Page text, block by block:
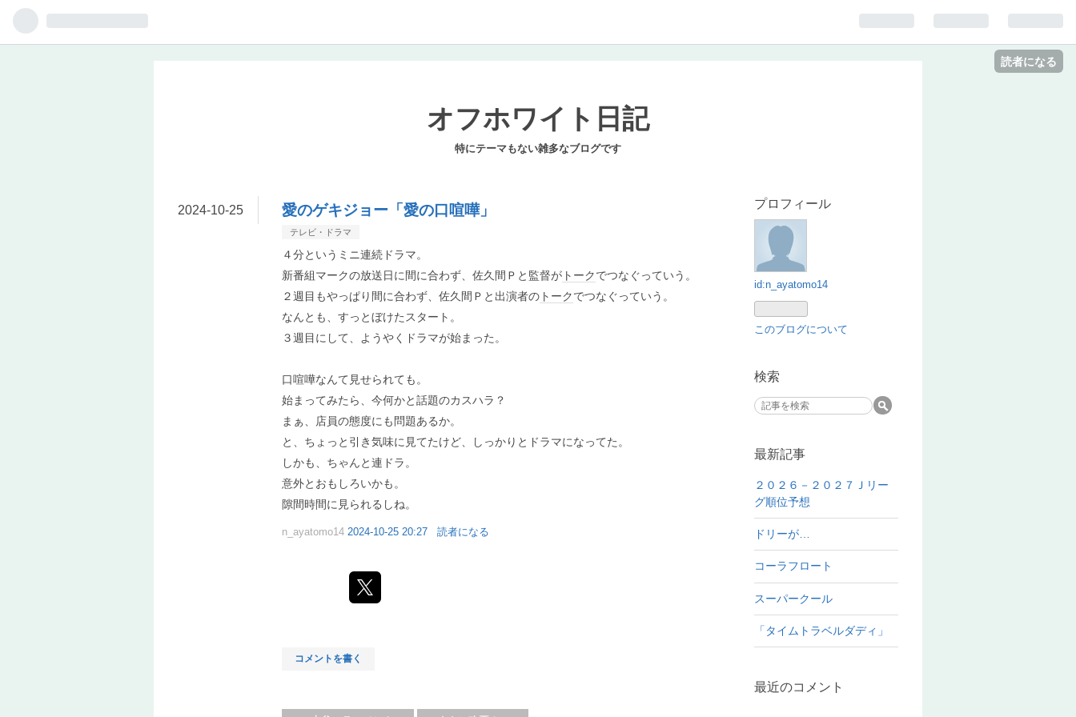
読者になる
オフホワイト日記
特にテーマもない雑多なブログです
2024-10-25 愛のゲキジョー「愛の口喧嘩」
テレビ・ドラマ
４分というミニ連続ドラマ。
新番組マークの放送日に間に合わず、佐久間Ｐと監督が トークでつなぐっていう。
２週目もやっぱり間に合わず、佐久間Ｐと出演者の トークでつなぐっていう。
なんとも、すっとぼけたスタート。
３週目にして、ようやくドラマが始まった。
口喧嘩なんて見せられても。
始まってみたら、今何かと話題のカスハラ？
まぁ、店員の態度にも問題あるか。
と、ちょっと引き気味に見てたけど、しっかりとドラマになってた。
しかも、ちゃんと連ドラ。
意外とおもしろいかも。
隙間時間に見られるしね。
n_ayatomo14 2024-10-25 20:27 読者になる
コメントを書く
プロフィール
id:n_ayatomo14
このブログについて
検索
最新記事
２０２６－２０２７Ｊリー
グ順位予想
ドリーが…
コーラフロート
スーパークール
「タイムトラベルダディ」
最近のコメント